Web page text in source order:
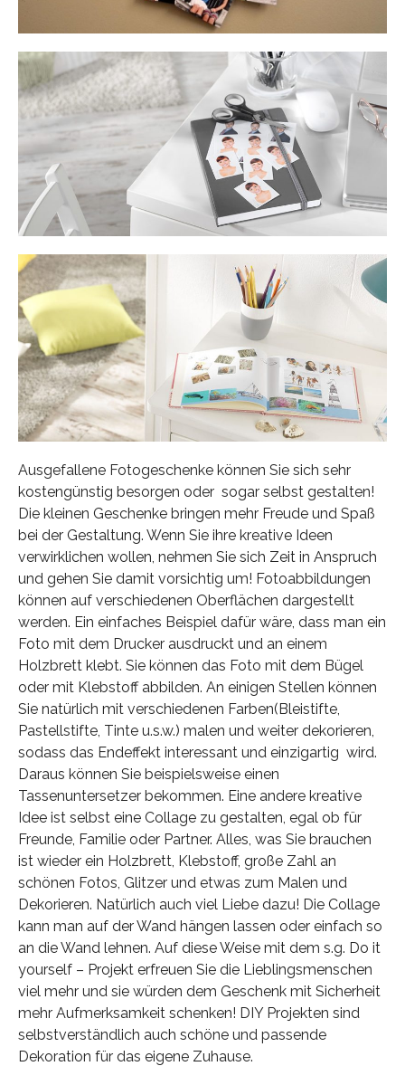
Ausgefallene Fotogeschenke können Sie sich sehr
kostengünstig besorgen oder sogar selbst gestalten!
Die kleinen Geschenke bringen mehr Freude und Spaß
bei der Gestaltung. Wenn Sie ihre kreative Ideen
verwirklichen wollen, nehmen Sie sich Zeit in Anspruch
und gehen Sie damit vorsichtig um! Fotoabbildungen
können auf verschiedenen Oberflächen dargestellt
werden. Ein einfaches Beispiel dafür wäre, dass man ein
Foto mit dem Drucker ausdruckt und an einem
Holzbrett klebt. Sie können das Foto mit dem Bügel
oder mit Klebstoff abbilden. An einigen Stellen können
Sie natürlich mit verschiedenen Farben(Bleistifte,
Pastellstifte, Tinte u.s.w.) malen und weiter dekorieren,
sodass das Endeffekt interessant und einzigartig wird.
Daraus können Sie beispielsweise einen
Tassenuntersetzer bekommen. Eine andere kreative
Idee ist selbst eine Collage zu gestalten, egal ob für
Freunde, Familie oder Partner. Alles, was Sie brauchen
ist wieder ein Holzbrett, Klebstoff, große Zahl an
schönen Fotos, Glitzer und etwas zum Malen und
Dekorieren. Natürlich auch viel Liebe dazu! Die Collage
kann man auf der Wand hängen lassen oder einfach so
an die Wand lehnen. Auf diese Weise mit dem s.g. Do it
yourself – Projekt erfreuen Sie die Lieblingsmenschen
viel mehr und sie würden dem Geschenk mit Sicherheit
mehr Aufmerksamkeit schenken! DIY Projekten sind
selbstverständlich auch schöne und passende
Dekoration für das eigene Zuhause.